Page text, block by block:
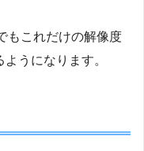
もこれだけの解像度
うになります。